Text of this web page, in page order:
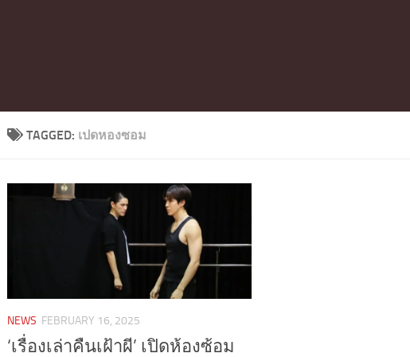
TAGGED: เปดหองซอม
NEWS FEBRUARY 16, 2025
‘เรื่องเล่าคืนเฝ้าผี’ เปิดห้องซ้อม